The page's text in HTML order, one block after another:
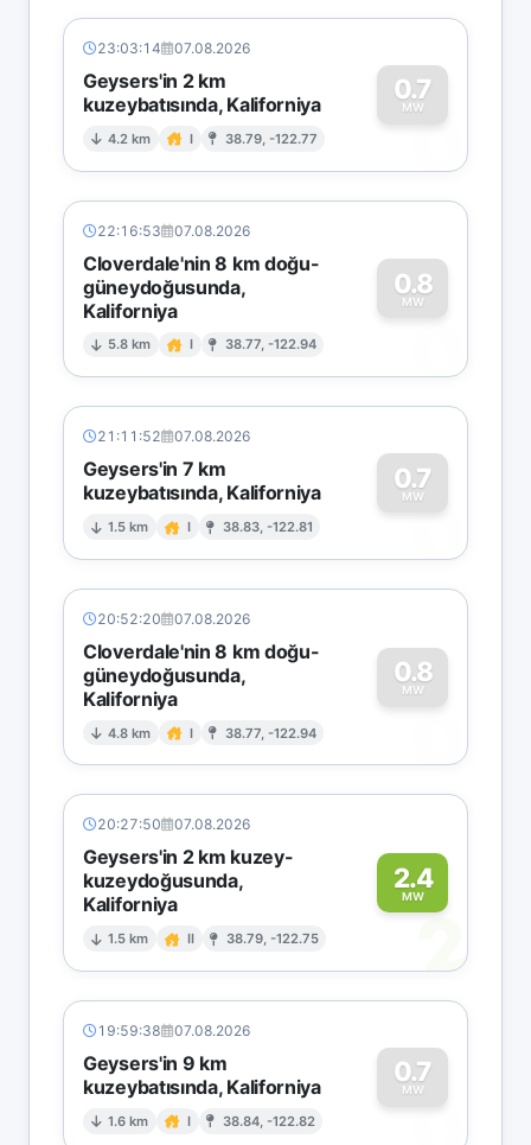
23:03:14 07.08.2026
Geysers'in 2 km
kuzeybatısında, Kaliforniya
4.2 km I 38.79, -122.77
0.7
MW
0
22:16:53 07.08.2026
Cloverdale'nin 8 km doğu-
güneydoğusunda,
Kaliforniya
5.8 km I 38.77, -122.94
0.8
MW
0
21:11:52 07.08.2026
Geysers'in 7 km
kuzeybatısında, Kaliforniya
1.5 km I 38.83, -122.81
0.7
MW
0
20:52:20 07.08.2026
Cloverdale'nin 8 km doğu-
güneydoğusunda,
Kaliforniya
4.8 km I 38.77, -122.94
0.8
MW
0
20:27:50 07.08.2026
Geysers'in 2 km kuzey-
kuzeydoğusunda,
Kaliforniya
1.5 km II 38.79, -122.75
2.4
MW
2
19:59:38 07.08.2026
Geysers'in 9 km
kuzeybatısında, Kaliforniya
1.6 km I 38.84, -122.82
0.7
MW